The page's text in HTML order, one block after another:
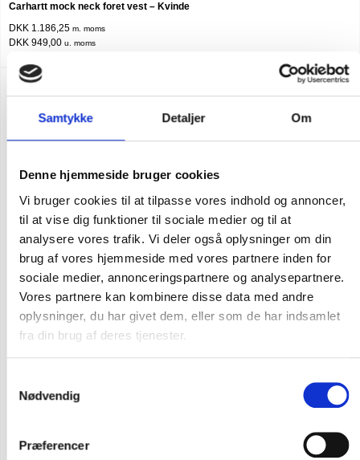
Samtykke Detaljer Om
Denne hjemmeside bruger cookies
Vi bruger cookies til at tilpasse vores indhold og annoncer,
til at vise dig funktioner til sociale medier og til at
analysere vores trafik. Vi deler også oplysninger om din
brug af vores hjemmeside med vores partnere inden for
sociale medier, annonceringspartnere og analysepartnere.
Vores partnere kan kombinere disse data med andre
oplysninger, du har givet dem, eller som de har indsamlet
fra din brug af deres tjenester.
Nødvendig
Præferencer
Carhartt mock neck foret vest – Kvinde
DKK 1.186,25 m. moms
DKK 949,00 u. moms
Flere varianter
Carhartt langærmet t-shirt med brystlomme